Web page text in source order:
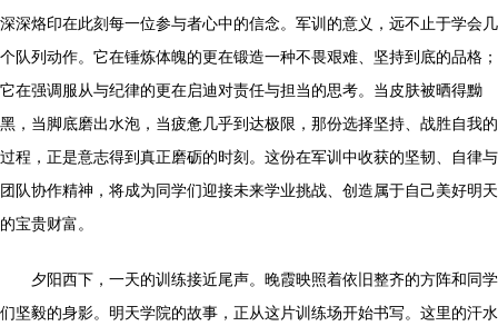
深深烙印在此刻每一位参与者心中的信念。军训的意义，远不止于学会几
个队列动作。它在锤炼体魄的更在锻造一种不畏艰难、坚持到底的品格；
它在强调服从与纪律的更在启迪对责任与担当的思考。当皮肤被晒得黝
黑，当脚底磨出水泡，当疲惫几乎到达极限，那份选择坚持、战胜自我的
过程，正是意志得到真正磨砺的时刻。这份在军训中收获的坚韧、自律与
团队协作精神，将成为同学们迎接未来学业挑战、创造属于自己美好明天
的宝贵财富。
夕阳西下，一天的训练接近尾声。晚霞映照着依旧整齐的方阵和同学
们坚毅的身影。明天学院的故事，正从这片训练场开始书写。这里的汗水